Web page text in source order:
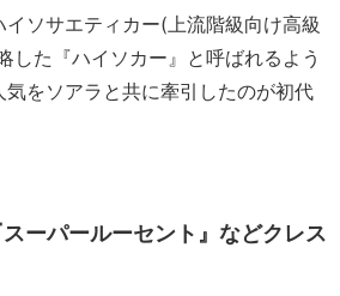
ソサエティカー(上流階級向け高級
した『ハイソカー』と呼ばれるよう
をソアラと共に牽引したのが初代
ーパールーセント』などクレス